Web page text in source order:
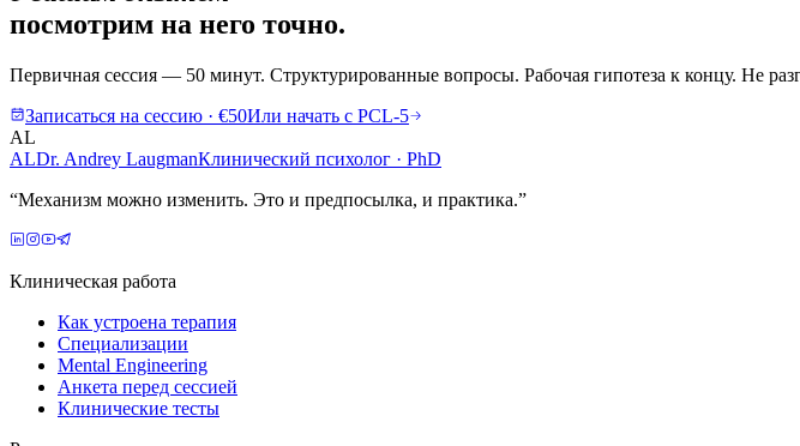
посмотрим на него точно.
Первичная сессия — 50 минут. Структурированные вопросы. Рабочая гипотеза к концу. Не
Записаться на сессию · €50Или начать с PCL-5
AL
ALDr. Andrey LaugmanКлинический психолог · PhD
“Механизм можно изменить. Это и предпосылка, и практика.”
Клиническая работа
Как устроена терапия
Специализации
Mental Engineering
Анкета перед сессией
Клинические тесты